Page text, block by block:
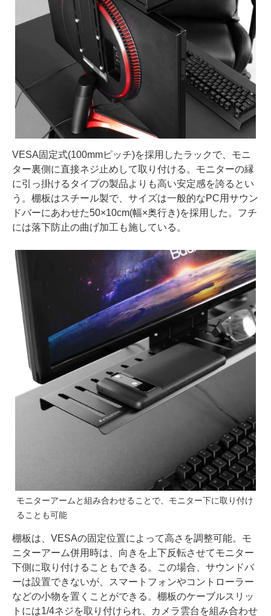
VESA固定式(100mmピッチ)を採用したラックで、モニ
ター裏側に直接ネジ止めして取り付ける。モニターの縁
に引っ掛けるタイプの製品よりも高い安定感を誇るとい
う。棚板はスチール製で、サイズは一般的なPC用サウン
ドバーにあわせた50×10cm(幅×奥行き)を採用した。フチ
には落下防止の曲げ加工も施している。
モニターアームと組み合わせることで、モニター下に取り付け
ることも可能
棚板は、VESAの固定位置によって高さを調整可能。モ
ニターアーム併用時は、向きを上下反転させてモニター
下側に取り付けることもできる。この場合、サウンドバ
ーは設置できないが、スマートフォンやコントローラー
などの小物を置くことができる。棚板のケーブルスリッ
トには1/4ネジを取り付けられ、カメラ雲台を組み合わせ